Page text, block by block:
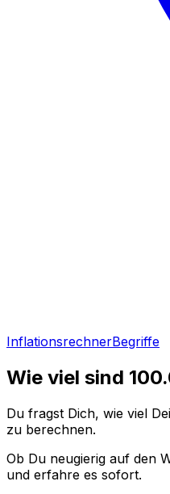
InflationsrechnerBegriffe
Wie viel sind
Du fragst Dich, wie viel
zu berechnen.
Ob Du neugierig auf den
und erfahre es sofort.